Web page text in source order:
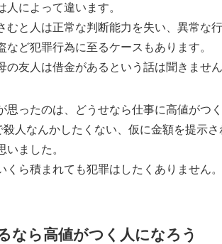
人によって違います。
むと人は正常な判断能力を失い、異常な
など犯罪行為に至るケースもあります。
の友人は借金があるという話は聞きません
思ったのは、どうせなら仕事に高値がつ
殺人なんかしたくない、仮に金額を提示
いました。
くら積まれても犯罪はしたくありません。
なら高値がつく人になろう